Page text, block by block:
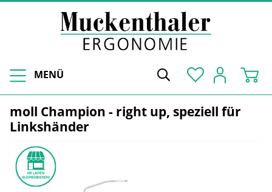
MENÜ
moll Champion - right up, speziell für
Linkshänder